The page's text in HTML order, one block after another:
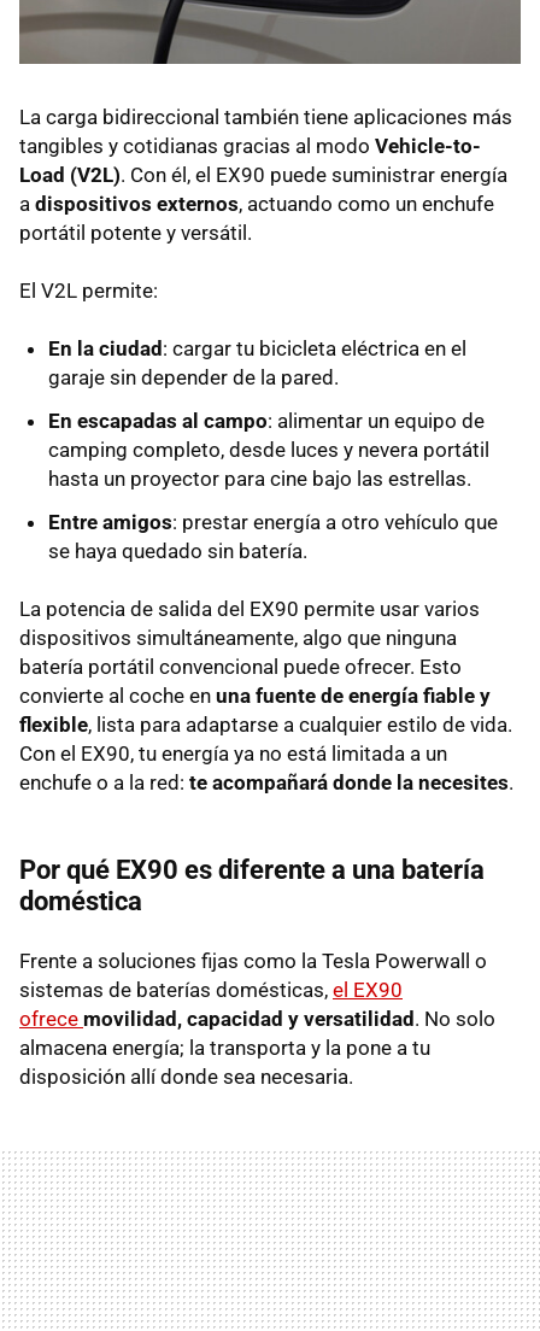
La carga bidireccional también tiene aplicaciones más
tangibles y cotidianas gracias al modo Vehicle-to-
Load (V2L). Con él, el EX90 puede suministrar energía
a dispositivos externos, actuando como un enchufe
portátil potente y versátil.
El V2L permite:
En la ciudad: cargar tu bicicleta eléctrica en el
garaje sin depender de la pared.
En escapadas al campo: alimentar un equipo de
camping completo, desde luces y nevera portátil
hasta un proyector para cine bajo las estrellas.
Entre amigos: prestar energía a otro vehículo que
se haya quedado sin batería.
La potencia de salida del EX90 permite usar varios
dispositivos simultáneamente, algo que ninguna
batería portátil convencional puede ofrecer. Esto
convierte al coche en una fuente de energía fiable y
flexible, lista para adaptarse a cualquier estilo de vida.
Con el EX90, tu energía ya no está limitada a un
enchufe o a la red: te acompañará donde la necesites.
Por qué EX90 es diferente a una batería
doméstica
Frente a soluciones fijas como la Tesla Powerwall o
sistemas de baterías domésticas, el EX90
ofrece movilidad, capacidad y versatilidad. No solo
almacena energía; la transporta y la pone a tu
disposición allí donde sea necesaria.